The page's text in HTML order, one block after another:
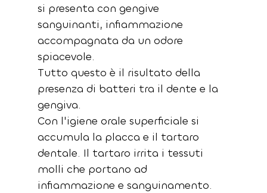
si presenta con gengive
sanguinanti, infiammazione
accompagnata da un odore
spiacevole.
Tutto questo è il risultato della
presenza di batteri tra il dente e la
gengiva.
Con l'igiene orale superficiale si
accumula la placca e il tartaro
dentale. Il tartaro irrita i tessuti
molli che portano ad
infiammazione e sanguinamento.